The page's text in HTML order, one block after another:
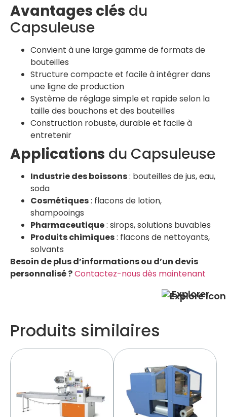
Avantages clés du
Capsuleuse
Convient à une large gamme de formats de
bouteilles
Structure compacte et facile à intégrer dans
une ligne de production
Système de réglage simple et rapide selon la
taille des bouchons et des bouteilles
Construction robuste, durable et facile à
entretenir
Applications du Capsuleuse
Industrie des boissons: bouteilles de jus, eau,
soda
Cosmétiques: flacons de lotion,
shampooings
Pharmaceutique: sirops, solutions buvables
Produits chimiques: flacons de nettoyants,
solvants
Besoin de plus d’informations ou d’un devis
personnalisé ?Contactez-nous dès maintenant
Explorer
Produits similaires